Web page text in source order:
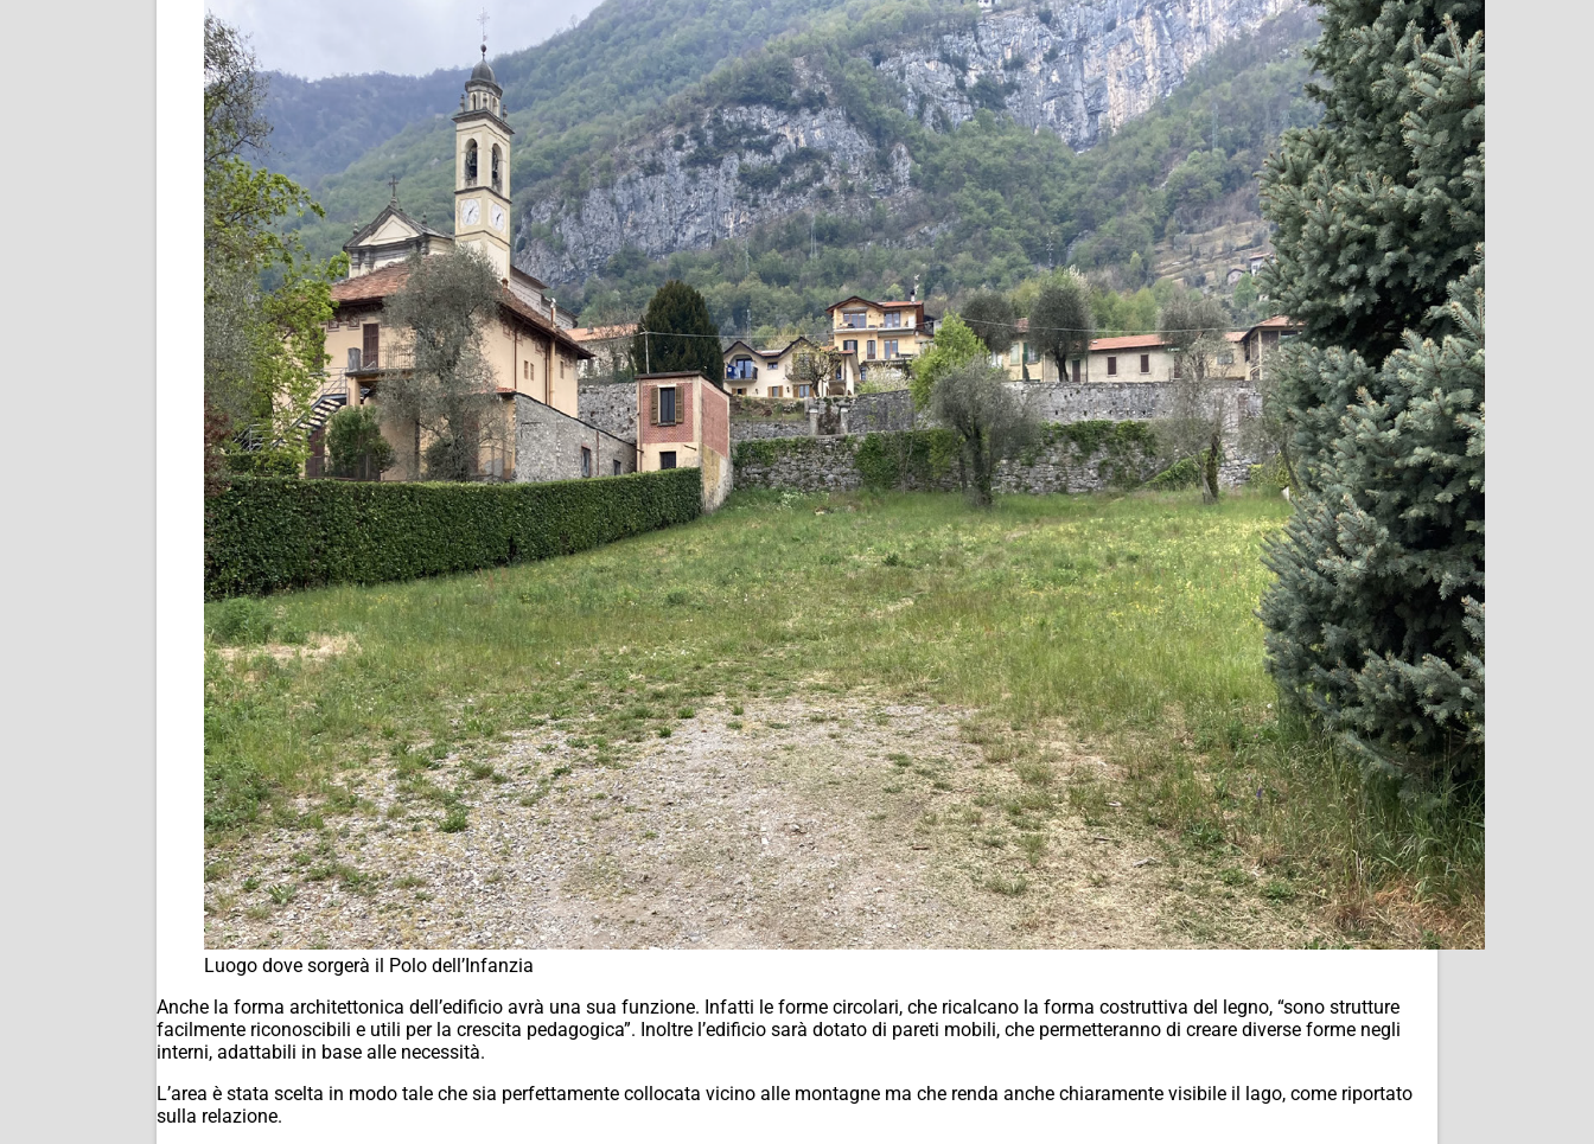
Luogo dove sorgerà il Polo dell’Infanzia
Anche la forma architettonica dell’edificio avrà una sua funzione. Infatti le forme circolari, che ricalcano la forma costruttiva del legno, “sono strutture
facilmente riconoscibili e utili per la crescita pedagogica”. Inoltre l’edificio sarà dotato di pareti mobili, che permetteranno di creare diverse forme negli
interni, adattabili in base alle necessità.
L’area è stata scelta in modo tale che sia perfettamente collocata vicino alle montagne ma che renda anche chiaramente visibile il lago, come riportato
sulla relazione.